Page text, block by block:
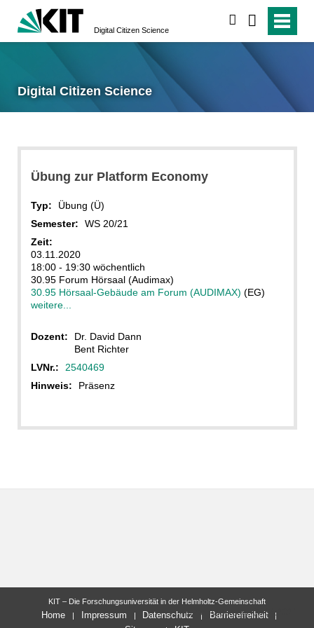
Digital Citizen Science
Digital Citizen Science
Übung zur Platform Economy
Typ:
Übung (Ü)
Semester:
WS 20/21
Zeit:
03.11.2020
18:00 - 19:30 wöchentlich
30.95 Forum Hörsaal (Audimax)
30.95 Hörsaal-Gebäude am Forum (AUDIMAX) (EG)
weitere...
Dozent:
Dr. David Dann
Bent Richter
LVNr.:
2540469
Hinweis:
Präsenz
letzte Änderung: 05.04.2021
KIT – Die Forschungsuniversität in der Helmholtz-Gemeinschaft
Home Impressum Datenschutz
Barrierefreiheit